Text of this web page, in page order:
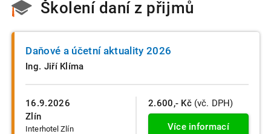
Školení daní z přijmů
16.9.2026
Zlín
Interhotel Zlín
Daňové a účetní aktuality 2026
Ing. Jiří Klíma
2.600,- Kč (vč. DPH)
Více informací